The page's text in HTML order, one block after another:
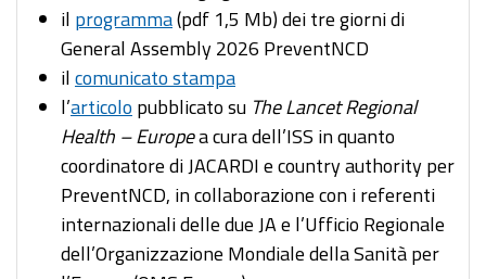
il programma(pdf 1,5 Mb) dei tre giorni di
General Assembly 2026 PreventNCD
ilcomunicato stampa
l’articolo pubblicato su The Lancet Regional
Health – Europea cura dell’ISS in quanto
coordinatore di JACARDI e country authority per
PreventNCD, in collaborazione con i referenti
internazionali delle due JA e l’Ufficio Regionale
dell’Organizzazione Mondiale della Sanità per